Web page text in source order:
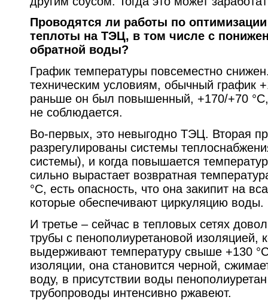
Проводятся ли работы по оптимизации
теплоты на ТЭЦ, в том числе с
обратной воды?
График температуры повсеместно
техническим условиям, обычный график
раньше он был повышенный, +170/+70 °C,
не соблюдается.
Во-первых, это невыгодно ТЭЦ. Вторая
разрегулированы системы
системы), и когда повышается
сильно вырастает возвратная
°C, есть опасность, что она закипит на
которые обеспечивают циркуляцию воды.
И третье – сейчас в тепловых сетях
трубы с пенополиуретановой изоляцией,
выдерживают температуру свыше +130
изоляции, она становится черной,
воду, в присутствии воды
трубопроводы интенсивно ржавеют.